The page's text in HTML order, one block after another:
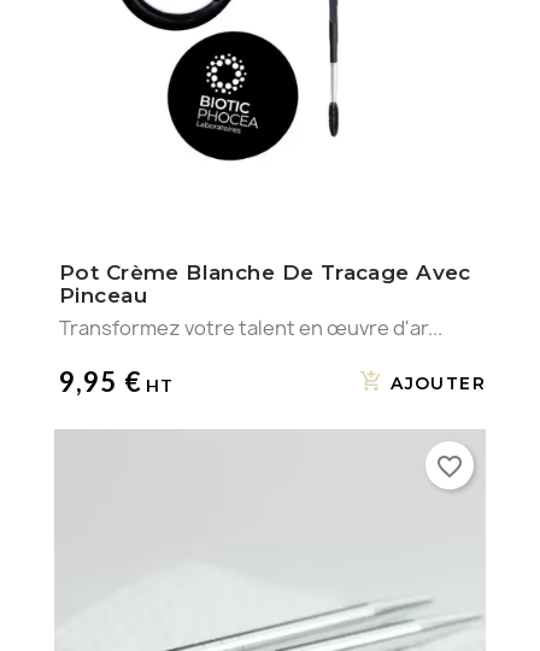
Pot Crème Blanche De Tracage Avec
Pinceau
Transformez votre talent en œuvre d'ar...
9,95 € AJOUTER
favorite_border